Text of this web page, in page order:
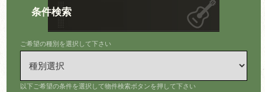
条件検索
ご希望の種別を選択して下さい
以下ご希望の条件を選択して物件検索ボタンを押して下さい